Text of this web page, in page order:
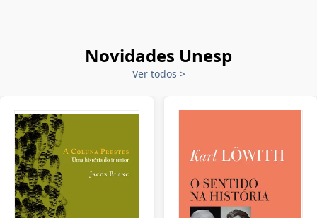
Novidades Unesp
Ver todos >